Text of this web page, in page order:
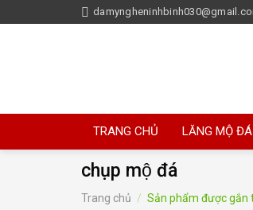
to
TRANG CHỦ LĂNG MỘ ĐÁ
chụp mộ đá
Trang chủ / Sản phẩm được gắn